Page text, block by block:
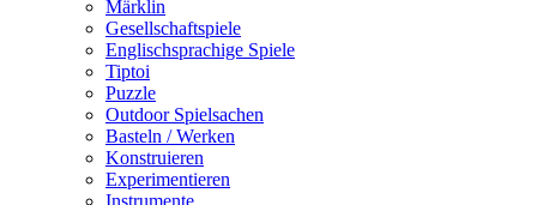
Märklin
Gesellschaftspiele
Englischsprachige Spiele
Tiptoi
Puzzle
Outdoor Spielsachen
Basteln / Werken
Konstruieren
Experimentieren
Instrumente